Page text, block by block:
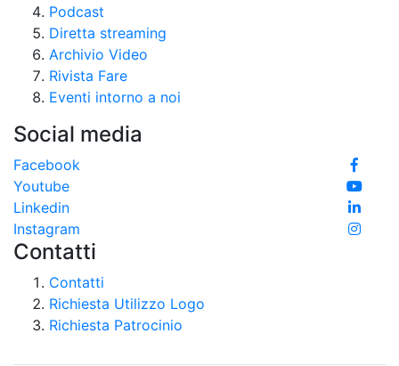
Podcast
Diretta streaming
Archivio Video
Rivista Fare
Eventi intorno a noi
Social media
Facebook
Youtube
Linkedin
Instagram
Contatti
Contatti
Richiesta Utilizzo Logo
Richiesta Patrocinio